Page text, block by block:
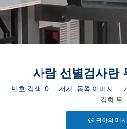
사람 선별검사란
번호 검색 :0 저자 :동쪽 이미지
:강화 된
귀하의 메시